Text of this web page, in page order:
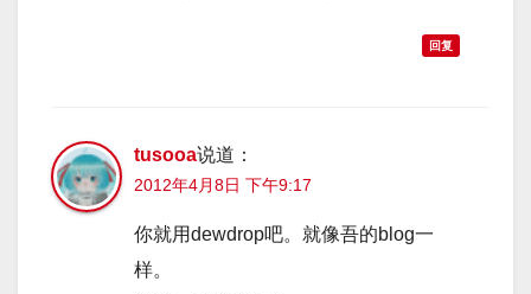
回复
tusooa说道：
2012年4月8日 下午9:17
你就用dewdrop吧。就像吾的blog一
样。